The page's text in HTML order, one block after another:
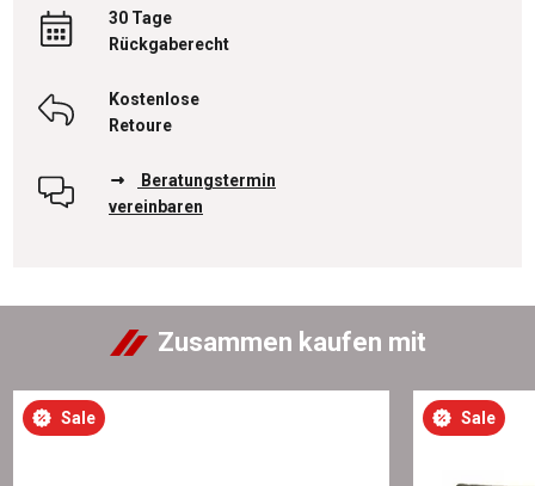
30 Tage
Rückgaberecht
Kostenlose
Retoure
Beratungstermin
vereinbaren
Zusammen kaufen mit
Sale Sale